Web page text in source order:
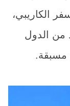
الكاريبي،
من الدول
مسبقة.